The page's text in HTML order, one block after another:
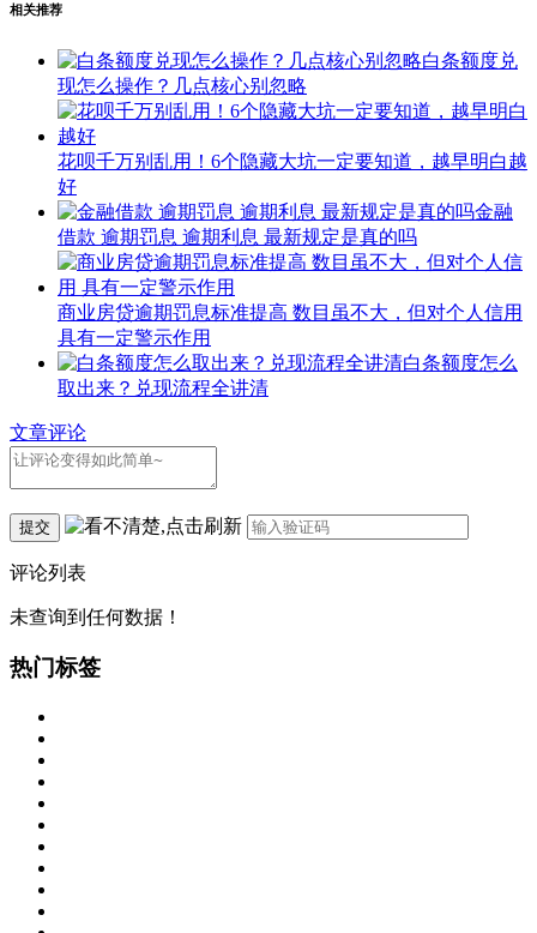
相关推荐
白条额度兑
现怎么操作？几点核心别忽略
花呗千万别乱⽤！6个隐藏大坑一定要知道，越早明白越
好
金融
借款 逾期罚息 逾期利息 最新规定是真的吗
商业房贷逾期罚息标准提高 数目虽不大，但对个人信用
具有一定警示作用
白条额度怎么
取出来？兑现流程全讲清
文章评论
提交
评论列表
未查询到任何数据！
热门标签